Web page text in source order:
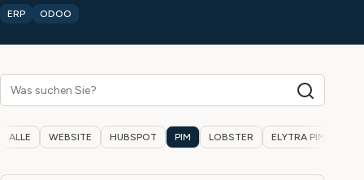
ERP ODOO
ALLE WEBSITE HUBSPOT PIM LOBSTER ELYTRA PIM